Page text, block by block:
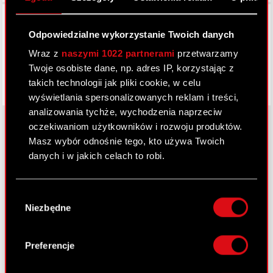
Odpowiedzialne wykorzystanie Twoich danych
Wraz z naszymi 1022 partnerami przetwarzamy
Twoje osobiste dane, np. adres IP, korzystając z
takich technologii jak pliki cookie, w celu
wyświetlania spersonalizowanych reklam i treści,
analizowania tychże, wychodzenia naprzeciw
oczekiwaniom użytkowników i rozwoju produktów.
Masz wybór odnośnie tego, kto używa Twoich
danych i w jakich celach to robi.
lokalizacji geograficznej z dokładnością nawet
Identyfikować Twoje urządzenie, aktywnie
analizując charakteryzującego je zbiory
zgody
Niezbędne
Preferencje
Facebook
O CD PROJEKT
Grupa Kapitałowa
Nasz biznes
Zrównoważony rozwój